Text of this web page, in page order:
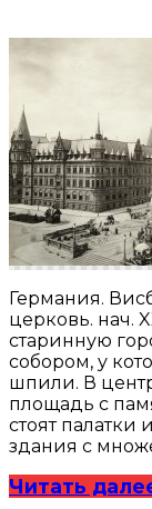
Германия.
церковь. нач.
старинную
собором, у
шпили. В
площадь с
стоят
здания с
Читать